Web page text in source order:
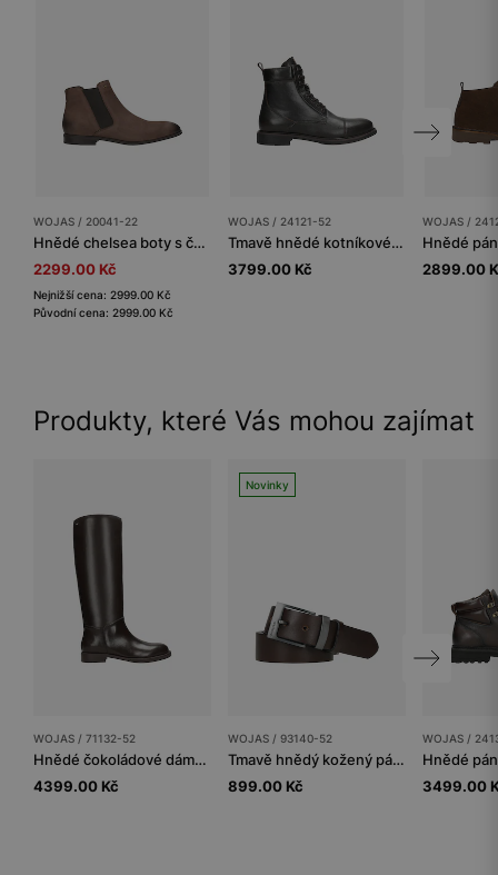
WOJAS / 20041-22
Hnědé chelsea boty s černou gumou a ošoupaným vzhledem
2299.00 Kč
Nejnižší cena: 2999.00 Kč
Původní cena: 2999.00 Kč
WOJAS / 24121-52
Tmavě hnědé kotníkové boty
3799.00 Kč
WOJAS /
2899.00
Produkty, které Vás mohou zajímat
WOJAS / 71132-52
Hnědé čokoládové dámské kozačky z lícové kůže
4399.00 Kč
Novinky
WOJAS / 93140-52
Tmavě hnědý kožený pánský opasek
899.00 Kč
WOJAS /
3499.00